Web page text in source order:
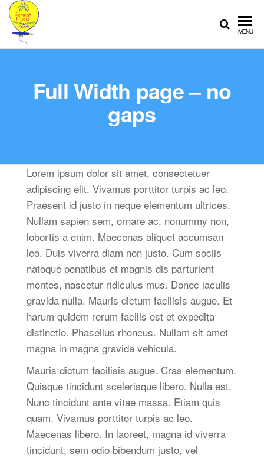
KREATIF
MENU
Full Width page – no
gaps
Lorem ipsum dolor sit amet, consectetuer
adipiscing elit. Vivamus porttitor turpis ac leo.
Praesent id justo in neque elementum ultrices.
Nullam sapien sem, ornare ac, nonummy non,
lobortis a enim. Maecenas aliquet accumsan
leo. Duis viverra diam non justo. Cum sociis
natoque penatibus et magnis dis parturient
montes, nascetur ridiculus mus. Donec iaculis
gravida nulla. Mauris dictum facilisis augue. Et
harum quidem rerum facilis est et expedita
distinctio. Phasellus rhoncus. Nullam sit amet
magna in magna gravida vehicula.
Mauris dictum facilisis augue. Cras elementum.
Quisque tincidunt scelerisque libero. Nulla est.
Nunc tincidunt ante vitae massa. Etiam quis
quam. Vivamus porttitor turpis ac leo.
Maecenas libero. In laoreet, magna id viverra
tincidunt, sem odio bibendum justo, vel